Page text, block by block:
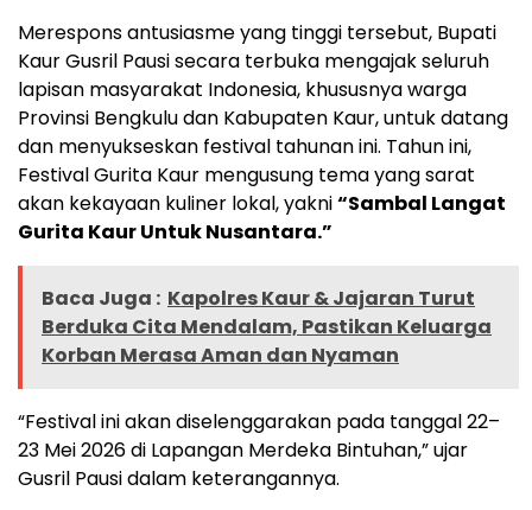
Merespons antusiasme yang tinggi tersebut, Bupati
Kaur Gusril Pausi secara terbuka mengajak seluruh
lapisan masyarakat Indonesia, khususnya warga
Provinsi Bengkulu dan Kabupaten Kaur, untuk datang
dan menyukseskan festival tahunan ini. Tahun ini,
Festival Gurita Kaur mengusung tema yang sarat
akan kekayaan kuliner lokal, yakni“Sambal Langat
Gurita Kaur Untuk Nusantara.”
Baca Juga : Kapolres Kaur & Jajaran Turut
Berduka Cita Mendalam, Pastikan Keluarga
Korban Merasa Aman dan Nyaman
“Festival ini akan diselenggarakan pada tanggal 22–
23 Mei 2026 di Lapangan Merdeka Bintuhan,” ujar
Gusril Pausi dalam keterangannya.